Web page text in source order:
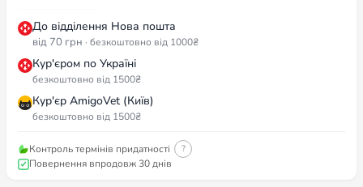
До відділення Нова пошта
від 70 грн · безкоштовно від 1000₴
Кур'єром по Україні
безкоштовно від 1500₴
Кур'єр AmigoVet (Київ)
безкоштовно від 1500₴
Контроль термінів придатності ?
Повернення впродовж 30 днів